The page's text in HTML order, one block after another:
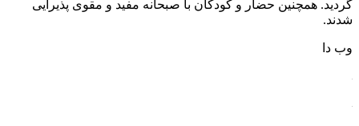
گردید. همچنین حضار و کودکان با صبحانه مفید و مقوی پذیرایی
شدند.
وب دا